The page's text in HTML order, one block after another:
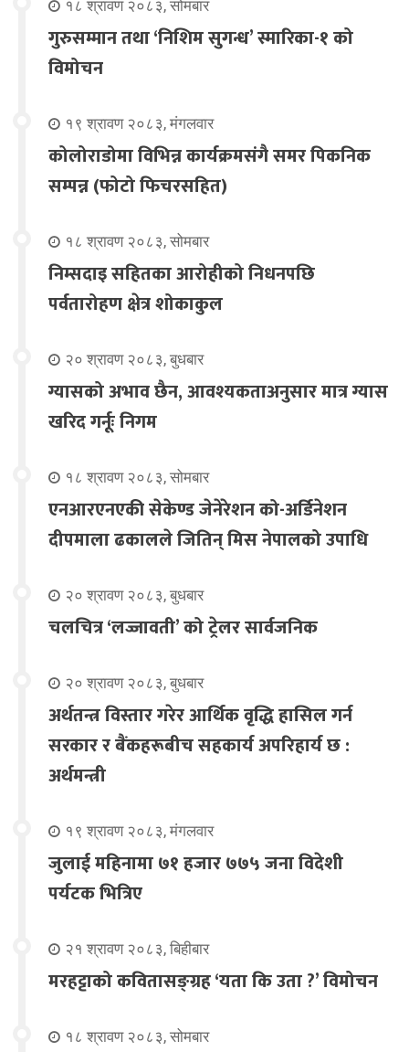
१८ श्रावण २०८३, सोमबार
गुरुसम्मान तथा ‘निशिम सुगन्ध’ स्मारिका-१ को
विमोचन
१९ श्रावण २०८३, मंगलवार
कोलोराडोमा विभिन्न कार्यक्रमसंगै समर पिकनिक
सम्पन्न (फोटो फिचरसहित)
१८ श्रावण २०८३, सोमबार
निम्सदाइ सहितका आरोहीको निधनपछि
पर्वतारोहण क्षेत्र शोकाकुल
२० श्रावण २०८३, बुधबार
ग्यासको अभाव छैन, आवश्यकताअनुसार मात्र ग्यास
खरिद गर्नूः निगम
१८ श्रावण २०८३, सोमबार
एनआरएनएकी सेकेण्ड जेनेरेशन को-अर्डिनेशन
दीपमाला ढकालले जितिन् मिस नेपालको उपाधि
२० श्रावण २०८३, बुधबार
चलचित्र ‘लज्जावती’ को ट्रेलर सार्वजनिक
२० श्रावण २०८३, बुधबार
अर्थतन्त्र विस्तार गरेर आर्थिक वृद्धि हासिल गर्न
सरकार र बैंकहरूबीच सहकार्य अपरिहार्य छ :
अर्थमन्त्री
१९ श्रावण २०८३, मंगलवार
जुलाई महिनामा ७१ हजार ७७५ जना विदेशी
पर्यटक भित्रिए
२१ श्रावण २०८३, बिहीबार
मरहट्टाको कवितासङ्ग्रह ‘यता कि उता ?’ विमोचन
१८ श्रावण २०८३, सोमबार